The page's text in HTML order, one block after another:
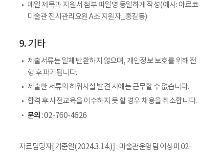
메일 제목과 지원서 첨부 파일명 동일하게 작성(예시: 아르코
미술관 전시관리요원 A조 지원자_홍길동)
9. 기타
제출서류는 일체 반환하지 않으며, 개인정보 보호를 위해 전
형 후 파기됩니다.
제출한 서류의 허위사실 발견 시에는 근무할 수 없습니다.
합격 후 사전교육을 이수하지 못 할 경우 채용을 취소합니다.
문의 : 02-760-4626
자료담당자[기준일(2024.3.14.)] : 미술관운영팀 이상미 02-